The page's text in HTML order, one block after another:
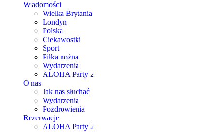
Wiadomości
Wielka Brytania
Londyn
Polska
Ciekawostki
Sport
Piłka nożna
Wydarzenia
ALOHA Party 2
O nas
Jak nas słuchać
Wydarzenia
Pozdrowienia
Rezerwacje
ALOHA Party 2